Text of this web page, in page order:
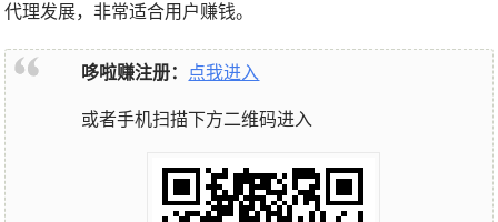
代理发展，非常适合用户赚钱。
哆啦赚注册： 点我进入
或者手机扫描下方二维码进入